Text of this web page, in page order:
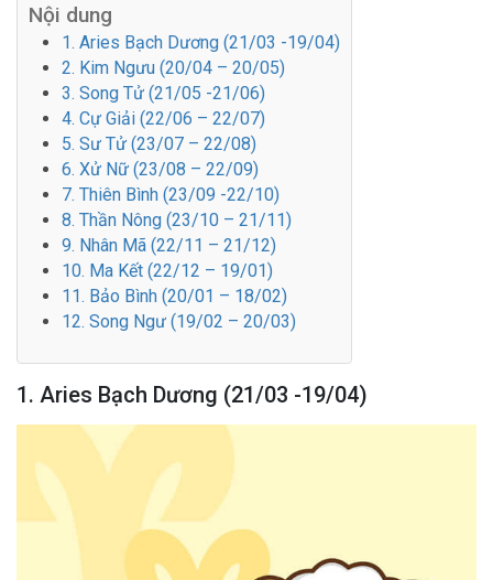
Nội dung
1. Aries Bạch Dương (21/03 -19/04)
2. Kim Ngưu (20/04 – 20/05)
3. Song Tử (21/05 -21/06)
4. Cự Giải (22/06 – 22/07)
5. Sư Tử (23/07 – 22/08)
6. Xử Nữ (23/08 – 22/09)
7. Thiên Bình (23/09 -22/10)
8. Thần Nông (23/10 – 21/11)
9. Nhân Mã (22/11 – 21/12)
10. Ma Kết (22/12 – 19/01)
11. Bảo Bình (20/01 – 18/02)
12. Song Ngư (19/02 – 20/03)
1. Aries Bạch Dương (21/03 -19/04)